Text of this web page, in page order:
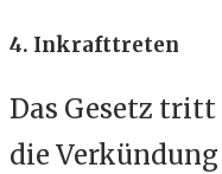
4. Inkrafttreten
Das Gesetz tritt
die